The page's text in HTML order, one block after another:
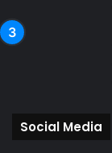
Social Media